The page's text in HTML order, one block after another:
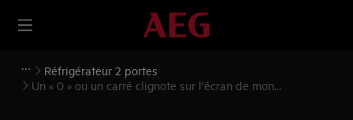
Réfrigérateur 2 portes
Un « 0 » ou un carré clignote sur l'écran de mon